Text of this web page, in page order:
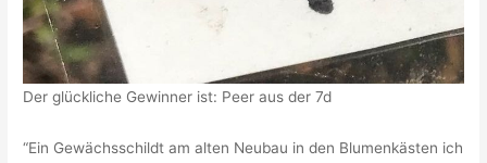
Der glückliche Gewinner ist: Peer aus der 7d
“Ein Gewächsschildt am alten Neubau in den Blumenkästen ich